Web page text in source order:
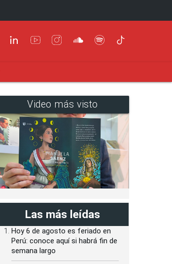
Video más visto
Las más leídas
Hoy 6 de agosto es feriado en
Perú: conoce aquí si habrá fin de
semana largo